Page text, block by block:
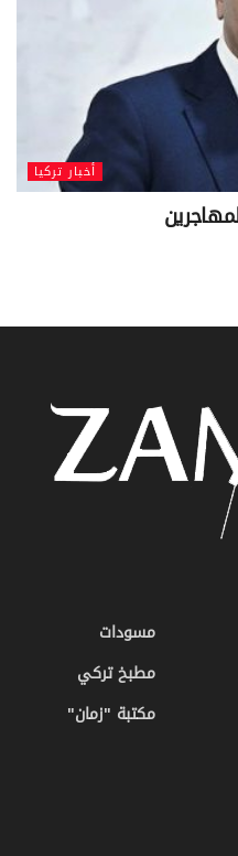
أخبار تركيا
مسودات
مطبخ تركي
مكتبة "زمان"